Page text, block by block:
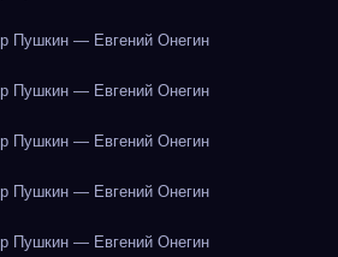
Пушкин — Евгений Онегин
Пушкин — Евгений Онегин
Пушкин — Евгений Онегин
Пушкин — Евгений Онегин
Пушкин — Евгений Онегин